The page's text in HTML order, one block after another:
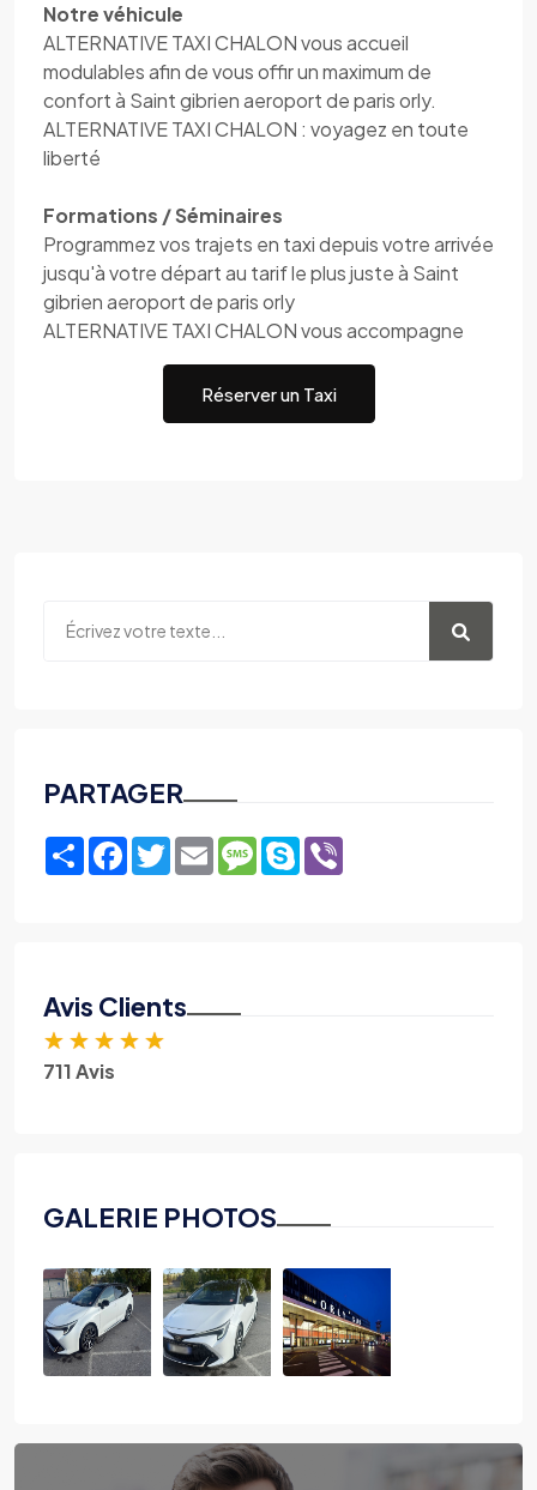
Notre véhicule
ALTERNATIVE TAXI CHALON vous accueil
modulables afin de vous offir un maximum de
confort à Saint gibrien aeroport de paris orly.
ALTERNATIVE TAXI CHALON : voyagez en toute
liberté
Formations / Séminaires
Programmez vos trajets en taxi depuis votre arrivée
jusqu'à votre départ au tarif le plus juste à Saint
gibrien aeroport de paris orly
ALTERNATIVE TAXI CHALON vous accompagne
Réserver un Taxi
PARTAGER
ShareFacebook
TwitterEmailMessage
Skype
Avis Clients
★ ★ ★ ★ ★
711 Avis
GALERIE PHOTOS